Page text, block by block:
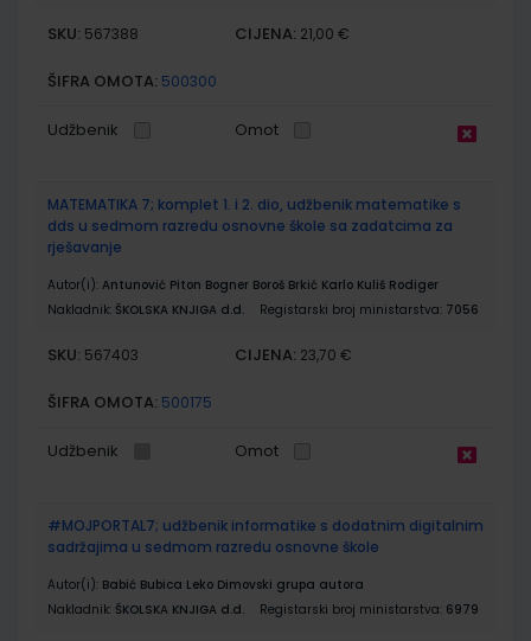
SKU: 567388 CIJENA: 21,00 €
ŠIFRA OMOTA: 500300
Udžbenik Omot
MATEMATIKA 7; komplet 1. i 2. dio, udžbenik matematike s
dds u sedmom razredu osnovne škole sa zadatcima za
rješavanje
Autor(i): Antunović Piton Bogner Boroš Brkić Karlo Kuliš Rodiger
Nakladnik: ŠKOLSKA KNJIGA d.d. Registarski broj ministarstva: 7056
SKU: 567403 CIJENA: 23,70 €
ŠIFRA OMOTA: 500175
Udžbenik Omot
#MOJPORTAL7; udžbenik informatike s dodatnim digitalnim
sadržajima u sedmom razredu osnovne škole
Autor(i): Babić Bubica Leko Dimovski grupa autora
Nakladnik: ŠKOLSKA KNJIGA d.d. Registarski broj ministarstva: 6979